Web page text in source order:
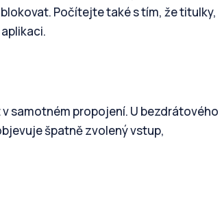
Počítejte také s tím, že titulky,
samotném propojení. U bezdrátového
špatně zvolený vstup,